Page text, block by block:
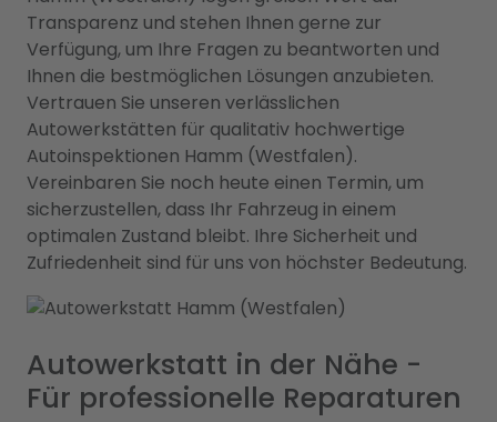
Transparenz und stehen Ihnen gerne zur
Verfügung, um Ihre Fragen zu beantworten und
Ihnen die bestmöglichen Lösungen anzubieten.
Vertrauen Sie unseren verlässlichen
Autowerkstätten für qualitativ hochwertige
Autoinspektionen Hamm (Westfalen).
Vereinbaren Sie noch heute einen Termin, um
sicherzustellen, dass Ihr Fahrzeug in einem
optimalen Zustand bleibt. Ihre Sicherheit und
Zufriedenheit sind für uns von höchster Bedeutung.
Autowerkstatt in der Nähe -
Für professionelle Reparaturen